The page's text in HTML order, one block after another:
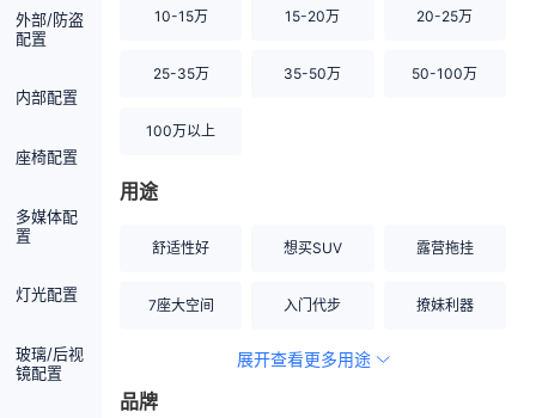
外部/防盗
配置
内部配置
座椅配置
多媒体配
置
灯光配置
玻璃/后视
镜配置
10-15万 15-20万 20-25万
25-35万 35-50万 50-100万
100万以上
用途
舒适性好 想买SUV 露营拖挂
7座大空间 入门代步 撩妹利器
空间宽敞
展开查看更多用途
品牌